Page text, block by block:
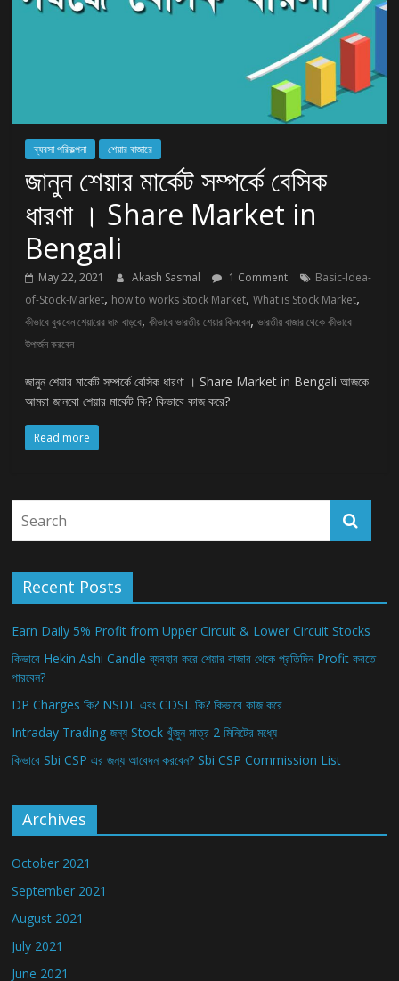
ব্যবসা পরিকল্পনা শেয়ার বাজারে
জানুন শেয়ার মার্কেট সম্পর্কে বেসিক
ধারণা । Share Market in
Bengali
May 22, 2021 Akash Sasmal 1 Comment
Basic-Idea-
of-Stock-Market, how to works Stock Market,What is Stock Market,
কীভাবে বুঝবেন শেয়ারের দাম বাড়বে,কীভাবে ভারতীয় শেয়ার কিনবেন,ভারতীয় বাজার থেকে কীভাবে
উপার্জন করবেন
জানুন শেয়ার মার্কেট সম্পর্কে বেসিক ধারণা । Share Market in Bengali আজকে
আমরা জানবো শেয়ার মার্কেট কি? কিভাবে কাজ করে?
Read more
Recent Posts
Earn Daily 5% Profit from Upper Circuit & Lower Circuit Stocks
কিভাবে Hekin Ashi Candle ব্যবহার করে শেয়ার বাজার থেকে প্রতিদিন Profit করতে
পারবেন?
DP Charges কি? NSDL এবং CDSL কি? কিভাবে কাজ করে
Intraday Trading জন্য Stock খুঁজুন মাত্র 2 মিনিটের মধ্যে
কিভাবে Sbi CSP এর জন্য আবেদন করবেন? Sbi CSP Commission List
Archives
October 2021
September 2021
August 2021
July 2021
June 2021